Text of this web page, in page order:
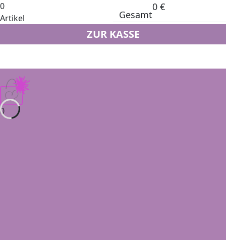
0
Artikel
Gesamt
0 €
ZUR KASSE
0